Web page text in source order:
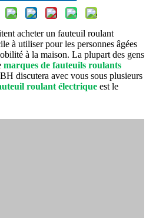
acheter un fauteuil roulant
à utiliser pour les personnes âgées
à la maison. La plupart des gens
marques de fauteuils roulants
discutera avec vous sous plusieurs
roulant électrique est le